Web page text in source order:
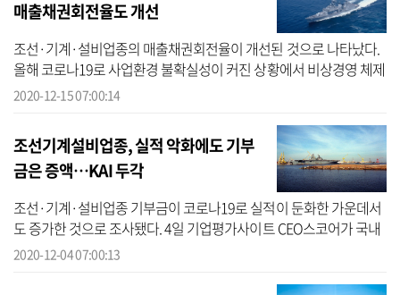
매출채권회전율도 개선
조선·기계·설비업종의 매출채권회전율이 개선된 것으로 나타났다.
올해 코로나19로 사업환경 불확실성이 커진 상황에서 비상경영 체제
를 가동한 결과로 풀이된다.15일 기업평가사이트 CEO스코어가 매출
2020-12-15 07:00:14
조선기계설비업종, 실적 악화에도 기부
금은 증액…KAI 두각
조선·기계·설비업종 기부금이 코로나19로 실적이 둔화한 가운데서
도 증가한 것으로 조사됐다. 4일 기업평가사이트 CEO스코어가 국내
매출 기준 상위 500대 기업 중 분기보고서를 제출하고 기부금 내역을
2020-12-04 07:00:13